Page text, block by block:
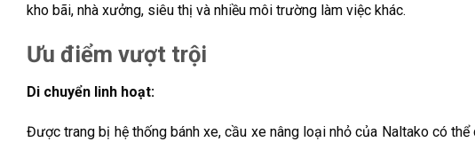
kho bãi, nhà xưởng, siêu thị và nhiều môi trường làm việc khác.
Ưu điểm vượt trội
Di chuyển linh hoạt:
Được trang bị hệ thống bánh xe, cầu xe nâng loại nhỏ của Naltako có